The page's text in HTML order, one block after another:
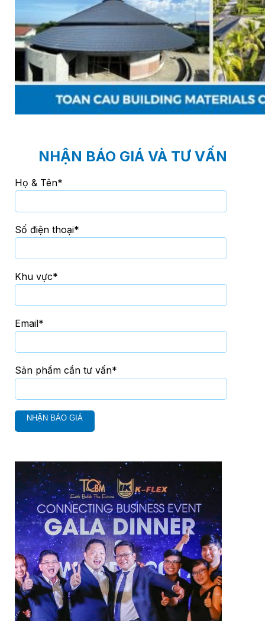
Tiếng Việt
English
Tìm
kiếm:
NHẬN BÁO GIÁ VÀ TƯ VẤN
Họ & Tên*
Số điện thoại*
Khu vực*
Email*
Sản phẩm cần tư vấn*